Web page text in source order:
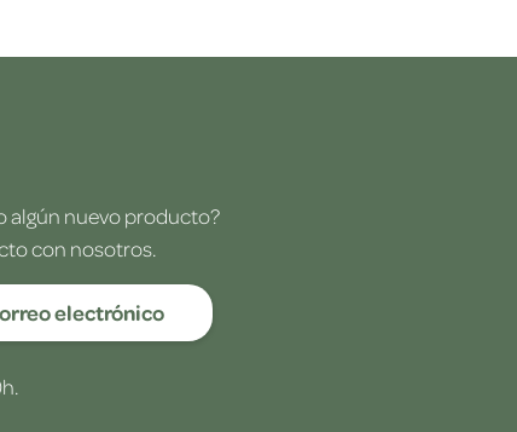
algún nuevo producto?
con nosotros.
electrónico